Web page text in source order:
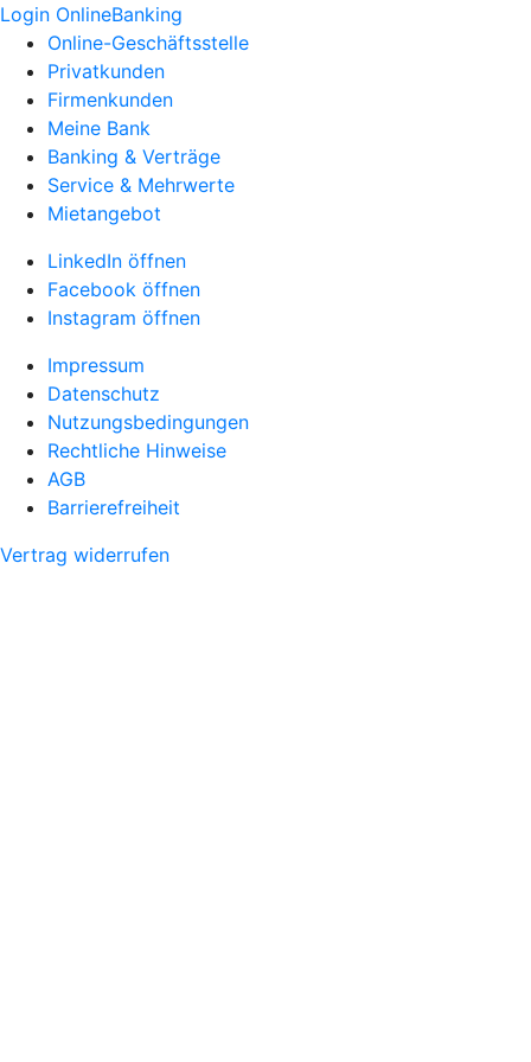
Login OnlineBanking
Online-Geschäftsstelle
Privatkunden
Firmenkunden
Meine Bank
Banking & Verträge
Service & Mehrwerte
Mietangebot
LinkedIn öffnen
Facebook öffnen
Instagram öffnen
Impressum
Datenschutz
Nutzungsbedingungen
Rechtliche Hinweise
AGB
Barrierefreiheit
Vertrag widerrufen